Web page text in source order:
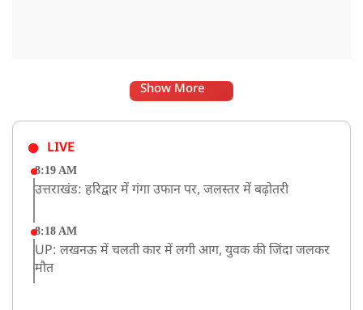
Show More
LIVE
8:19 AM
उत्तराखंड: हरिद्वार में गंगा उफान पर, जलस्तर में बढ़ोतरी
8:18 AM
UP: लखनऊ में चलती कार में लगी आग, युवक की जिंदा जलकर
मौत